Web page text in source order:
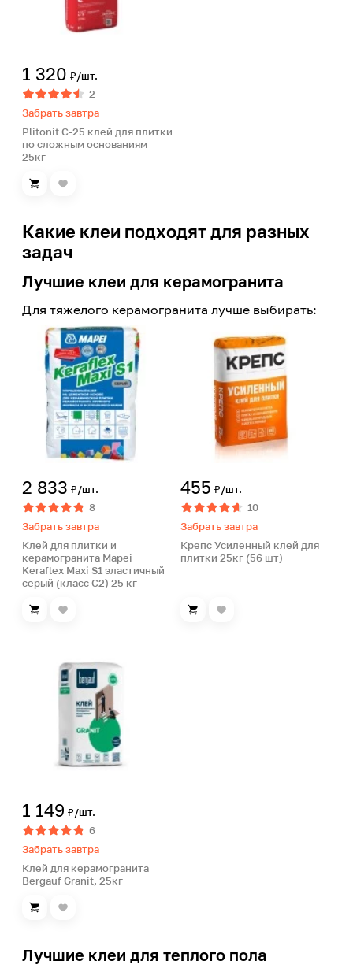
1 320 ₽/шт.
2
Забрать завтра
Plitonit С-25 клей для плитки
по сложным основаниям
25кг
Какие клеи подходят для разных
задач
Лучшие клеи для керамогранита
Для тяжелого керамогранита лучше выбирать:
2 833 ₽/шт.
8
Забрать завтра
Клей для плитки и
керамогранита Mapei
Keraflex Maxi S1 эластичный
серый (класс С2) 25 кг
455 ₽/шт.
10
Забрать завтра
Крепс Усиленный клей для
плитки 25кг (56 шт)
1 149 ₽/шт.
6
Забрать завтра
Клей для керамогранита
Bergauf Granit, 25кг
Лучшие клеи для теплого пола